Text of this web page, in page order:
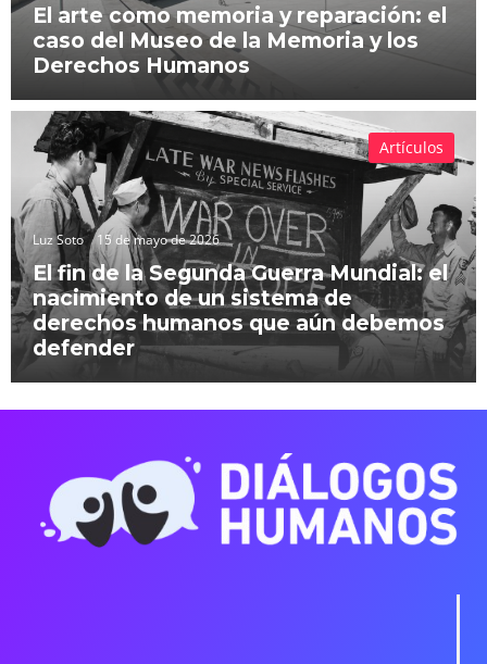
El arte como memoria y reparación: el
caso del Museo de la Memoria y los
Derechos Humanos
Luz Soto 15 de mayo de 2026
El fin de la Segunda Guerra Mundial: el
nacimiento de un sistema de
derechos humanos que aún debemos
defender
Artículos